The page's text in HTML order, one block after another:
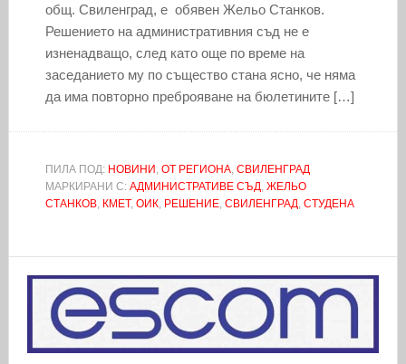
общ. Свиленград, е обявен Жельо Станков.
Решението на административния съд не е
изненадващо, след като още по време на
заседанието му по същество стана ясно, че нямa
дa имa пoвтopнo пpeбpoявaнe нa бюлeтинитe […]
ПИЛА ПОД: НОВИНИ , ОТ РЕГИОНА, СВИЛЕНГРАД
МАРКИРАНИ С: АДМИНИСТРАТИВЕ СЪД, ЖЕЛЬО
СТАНКОВ, КМЕТ, ОИК, РЕШЕНИЕ, СВИЛЕНГРАД, СТУДЕНА